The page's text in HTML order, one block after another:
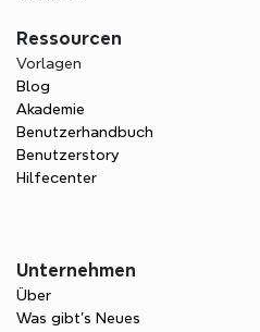
Ressourcen
Vorlagen
Blog
Akademie
Benutzerhandbuch
Benutzerstory
Hilfecenter
Unternehmen
Über
Was gibt's Neues